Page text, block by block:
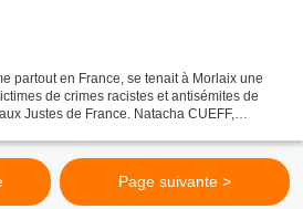
partout en France, se tenait à Morlaix une
de crimes racistes et antisémites de
Justes de France. Natacha CUEFF,
Page suivante >